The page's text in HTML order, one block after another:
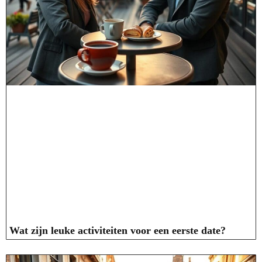
Wat zijn leuke activiteiten voor een eerste date?